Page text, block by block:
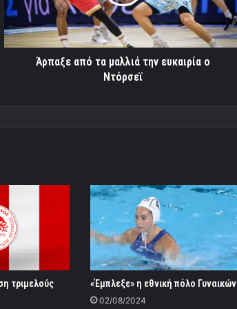
ευκαιρία
ο
Ντόρσεϊ
Άρπαξε από τα μαλλιά την ευκαιρία ο
Ντόρσεϊ
τριμελούς
«Έμπλεξε» η εθνική πόλο Γυναικών
02/08/2024